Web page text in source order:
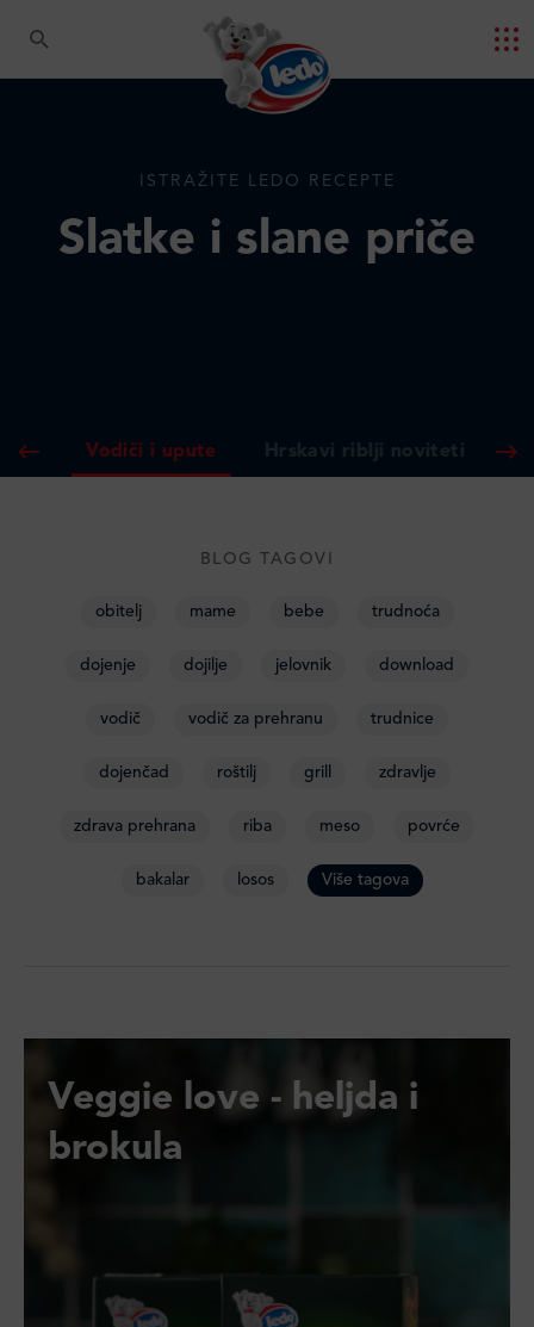
ISTRAŽITE LEDO RECEPTE
Slatke i slane priče
Sve Vodiči i upute Hrskavi riblji noviteti
BLOG TAGOVI
obitelj mame bebe trudnoća
dojenje dojilje jelovnik download
vodič vodič za prehranu trudnice
dojenčad roštilj grill zdravlje
zdrava prehrana riba meso povrće
bakalar losos više tagova
Veggie love - heljda i
brokula